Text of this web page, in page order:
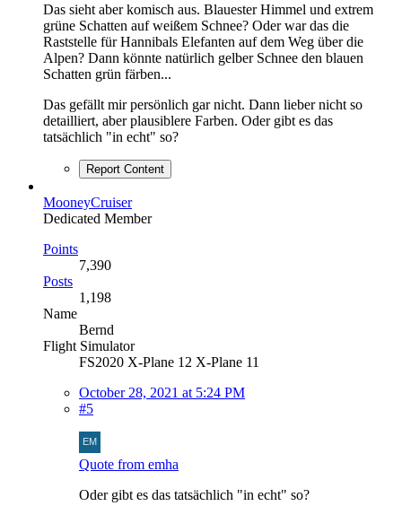
Das sieht aber komisch aus. Blauester Himmel und extrem
grüne Schatten auf weißem Schnee? Oder war das die
Raststelle für Hannibals Elefanten auf dem Weg über die
Alpen? Dann könnte natürlich gelber Schnee den blauen
Schatten grün färben...
Das gefällt mir persönlich gar nicht. Dann lieber nicht so
detailliert, aber plausiblere Farben. Oder gibt es das
tatsächlich "in echt" so?
Report Content
MooneyCruiser
Dedicated Member
Points
7,390
Posts
1,198
Name
Bernd
Flight Simulator
FS2020 X-Plane 12 X-Plane 11
October 28, 2021 at 5:24 PM
#5
Quote from emha
Oder gibt es das tatsächlich "in echt" so?